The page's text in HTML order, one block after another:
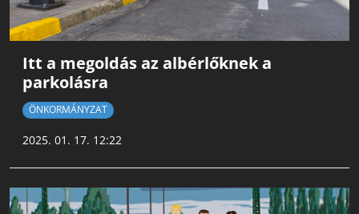
Itt a megoldás az albérlőknek a
parkolásra
ÖNKORMÁNYZAT
2025. 01. 17. 12:22